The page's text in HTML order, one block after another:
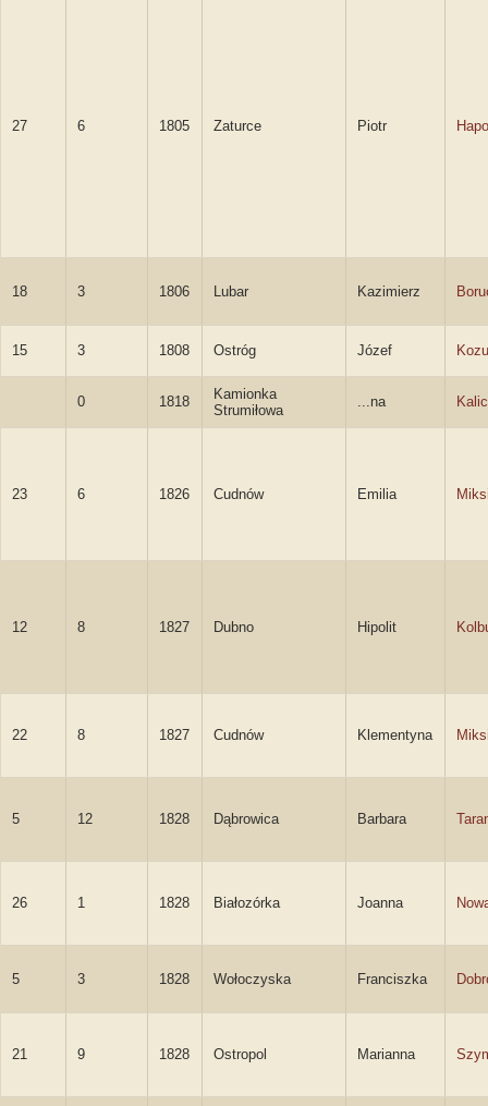
27 6 1805 Zaturce Piotr
18 3 1806 Lubar Kazimierz
15 3 1808 Ostróg Józef
0 1818
Kamionka
Strumiłowa
...na
23 6 1826 Cudnów Emilia
12 8 1827 Dubno Hipolit
22 8 1827 Cudnów Klementyna
5 12 1828 Dąbrowica Barbara
26 1 1828 Białozórka Joanna
5 3 1828 Wołoczyska Franciszka
21 9 1828 Ostropol Marianna